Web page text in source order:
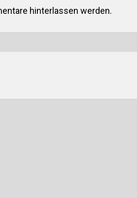
hinterlassen werden.